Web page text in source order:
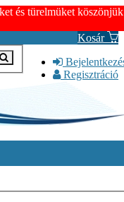
és türelmüket köszönjük
Kosár
Regisztráció